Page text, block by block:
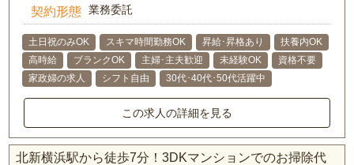
契約形態 業務委託
土日祝のみOK スキマ時間勤務OK 昇給･昇格あり
扶養内OK
高時給
ブランクOK 主婦･主夫歓迎 未経験OK
資格不要
家政婦の求人
シフト自由 30代･40代･50代活躍中
この求人の詳細を見る
北新横浜駅から徒歩7分！3DKマンションでのお掃除代